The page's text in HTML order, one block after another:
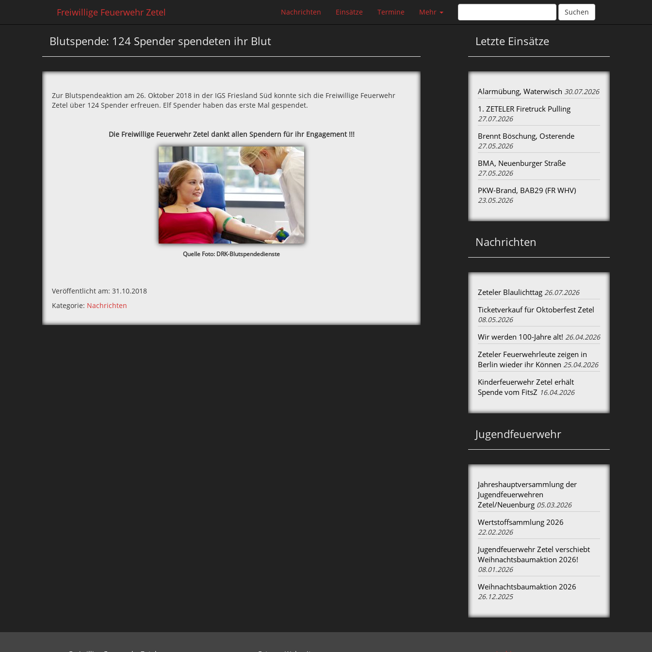
Freiwillige Feuerwehr Zetel Suchen
Nachrichten Einsätze Termine Mehr
Blutspende: 124 Spender spendeten ihr Blut
Zur Blutspendeaktion am 26. Oktober 2018 in der IGS Friesland Süd konnte sich die Freiwillige Feuerwehr
Zetel über 124 Spender erfreuen. Elf Spender haben das erste Mal gespendet.
Die Freiwillige Feuerwehr Zetel dankt allen Spendern für ihr Engagement !!!
Quelle Foto: DRK-Blutspendedienste
Veröffentlicht am: 31.10.2018
Kategorie: Nachrichten
Letzte Einsätze
Alarmübung, Waterwisch 30.07.2026
1. ZETELER Firetruck Pulling
27.07.2026
Brennt Böschung, Osterende
27.05.2026
BMA, Neuenburger Straße
27.05.2026
PKW-Brand, BAB29 (FR WHV)
23.05.2026
Nachrichten
Zeteler Blaulichttag 26.07.2026
Ticketverkauf für Oktoberfest Zetel
08.05.2026
Wir werden 100-Jahre alt! 26.04.2026
Zeteler Feuerwehrleute zeigen in
Berlin wieder ihr Können 25.04.2026
Kinderfeuerwehr Zetel erhält
Spende vom FitsZ 16.04.2026
Jugendfeuerwehr
Jahreshauptversammlung der
Jugendfeuerwehren
Zetel/Neuenburg 05.03.2026
Wertstoffsammlung 2026
22.02.2026
Jugendfeuerwehr Zetel verschiebt
Weihnachtsbaumaktion 2026!
08.01.2026
Weihnachtsbaumaktion 2026
26.12.2025